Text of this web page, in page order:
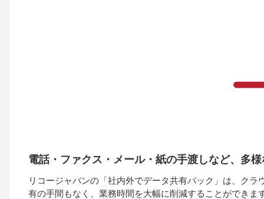
電話・ファクス・メール・紙の手渡しなど、多
リコージャパンの「社内外でデータ共有パック」は、ク
有の手間もなく、業務時間を大幅に削減することができま